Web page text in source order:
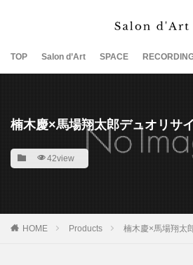
TOP Salon d’Art SPACE
楠木慶×馬場翔太郎デュオリサ
42view
HOME Products 楠木慶×馬場翔太